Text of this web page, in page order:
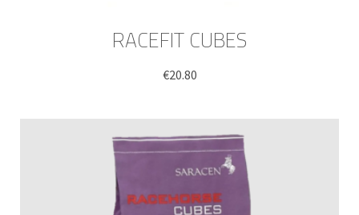
RACEFIT CUBES
€20.80